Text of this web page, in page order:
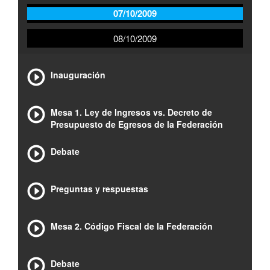
07/10/2009
08/10/2009
Inauguración
Mesa 1. Ley de Ingresos vs. Decreto de
Presupuesto de Egresos de la Federación
Debate
Preguntas y respuestas
Mesa 2. Código Fiscal de la Federación
Debate